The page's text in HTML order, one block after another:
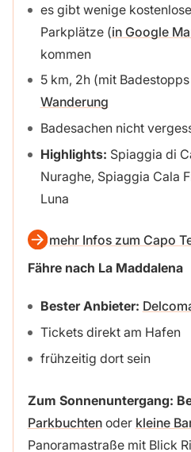
es gibt wenige
Parkplätze (in Google
kommen
5 km, 2h (mit
Wanderung
Badesachen nicht
Highlights: Spiaggia di
Nuraghe, Spiaggia Cala
Luna
mehr Infos zum Capo
Fähre nach La Maddalena
Bester Anbieter:
Tickets direkt am Hafen
frühzeitig dort sein
Zum Sonnenuntergang:
Parkbuchtenoder kleine
Panoramastraße mit Blick